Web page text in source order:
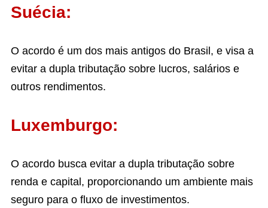
Suécia:
O acordo é um dos mais antigos do Brasil, e visa a
evitar a dupla tributação sobre lucros, salários e
outros rendimentos.
Luxemburgo:
O acordo busca evitar a dupla tributação sobre
renda e capital, proporcionando um ambiente mais
seguro para o fluxo de investimentos.